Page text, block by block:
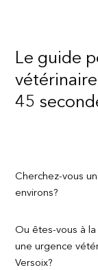
Le guide
45
Cherchez-vous
environs?
Ou êtes-vous à
une urgence
Versoix?